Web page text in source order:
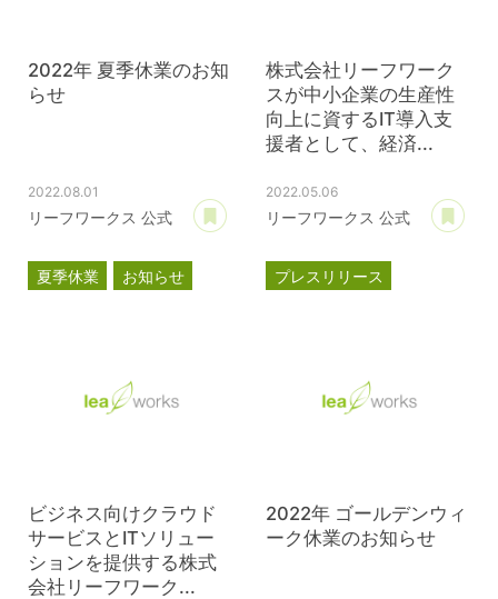
2022年 夏季休業のお知
らせ
2022.08.01
リーフワークス 公式
あとで読む
夏季休業 お知らせ
株式会社リーフワーク
スが中小企業の生産性
向上に資するIT導入支
援者として、経済...
2022.05.06
リーフワークス 公式
プレスリリース
ビジネス向けクラウド
サービスとITソリュー
ションを提供する株式
会社リーフワーク...
2022年 ゴールデンウィ
ーク休業のお知らせ